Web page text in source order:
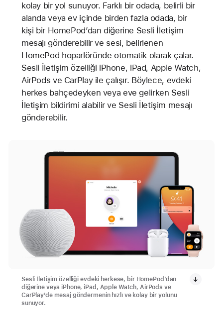
kolay bir yol sunuyor. Farklı bir odada, belirli bir
alanda veya ev içinde birden fazla odada, bir
kişi bir HomePod’dan diğerine Sesli İletişim
mesajı gönderebilir ve sesi, belirlenen
HomePod hoparlöründe otomatik olarak çalar.
Sesli İletişim özelliği iPhone, iPad, Apple Watch,
AirPods ve CarPlay ile çalışır. Böylece, evdeki
herkes bahçedeyken veya eve gelirken Sesli
İletişim bildirimi alabilir ve Sesli İletişim mesajı
gönderebilir.
Sesli İletişim özelliği evdeki herkese, bir HomePod’dan
diğerine veya iPhone, iPad, Apple Watch, AirPods ve
CarPlay’de mesaj göndermenin hızlı ve kolay bir yolunu
sunuyor.